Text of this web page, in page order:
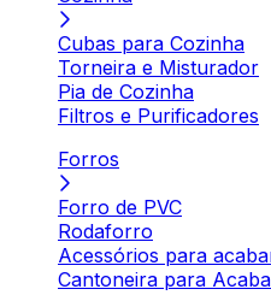
Cubas para Cozinha
Torneira e Misturador
Pia de Cozinha
Filtros e Purificadores
Forros
Forro de PVC
Rodaforro
Acessórios para
Cantoneira para